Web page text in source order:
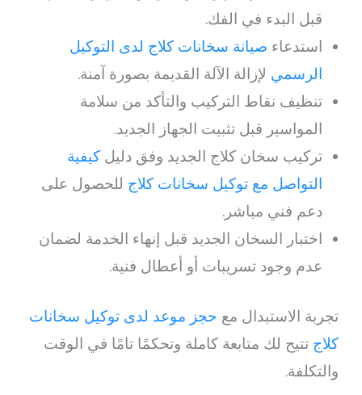
قبل البدء في الفك.
استدعاء صيانة سخانات كلاج لدى التوكيل
الرسمي لإزالة الآلة القديمة بصورة آمنة.
تنظيف نقاط التركيب والتأكد من سلامة
المواسير قبل تثبيت الجهاز الجديد.
تركيب سخان كلاج الجديد وفق دليلكيفية
التواصل مع توكيل سخانات كلاج للحصول على
دعم فني مباشر.
اختبار السخان الجديد قبل إنهاء الخدمة لضمان
عدم وجود تسريبات أو أعطال فنية.
تجربة الاستبدال مع حجز موعد لدى توكيل سخانات
كلاج تتيح لك متابعة كاملة وتحكمًا تامًا في الوقت
والتكلفة.